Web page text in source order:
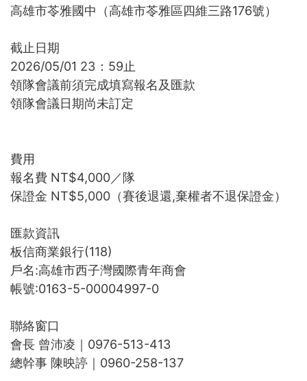
高雄市苓雅國中（高雄市苓雅區四維三路176號）
截止日期
2026/05/01 23：59止
領隊會議前須完成填寫報名及匯款
領隊會議日期尚未訂定
費用
報名費 NT$4,000／隊
保證金 NT$5,000（賽後退還,棄權者不退保證金）
匯款資訊
板信商業銀行(118)
戶名:高雄市西子灣國際青年商會
帳號:0163-5-00004997-0
聯絡窗口
會長 曾沛凌｜0976-513-413
總幹事 陳映諪｜0960-258-137